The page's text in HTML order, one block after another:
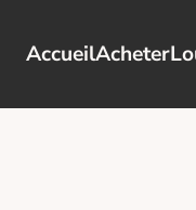
AccueilAcheter